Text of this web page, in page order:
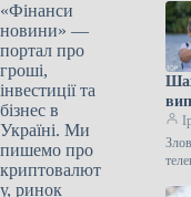
«Фінанси
новини» —
портал про
гроші,
інвестиції та
бізнес в
Україні. Ми
пишемо про
криптовалют
у, ринок